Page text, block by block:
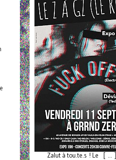
Zalut à tou.te.s ! Le [ ... ]